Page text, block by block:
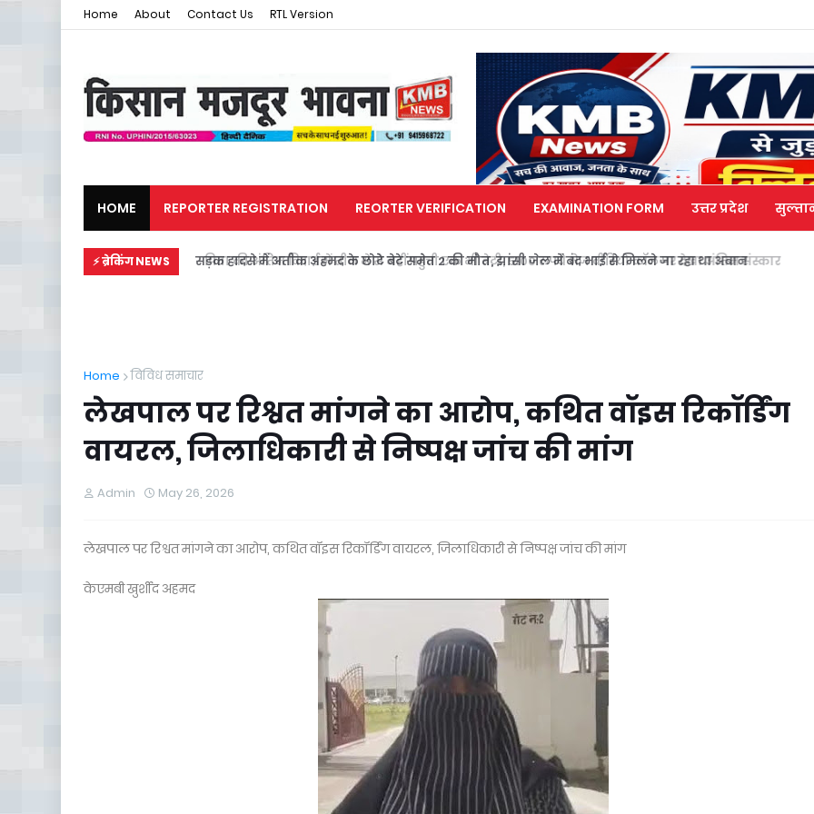
Home About Contact Us RTL Version
HOME REPORTER REGISTRATION REORTER VERIFICATION EXAMINATION FORM उत्तर प्रदेश
मजदूर समाचार राजनीति
⚡ ब्रेकिंग NEWS सड़क हादसे में अतीक अहमद के छोटे बेटे समेत 2 की मौत, झांसी जेल में बंद भाई से मिलने जा रहा था अबान
Home विविध समाचार
लेखपाल पर रिश्वत मांगने का आरोप, कथित वॉइस रिकॉर्डिंग
वायरल, जिलाधिकारी से निष्पक्ष जांच की मांग
Admin May 26, 2026
लेखपाल पर रिश्वत मांगने का आरोप, कथित वॉइस रिकॉर्डिंग वायरल, जिलाधिकारी से निष्पक्ष जांच की मांग
केएमबी खुर्शीद अहमद